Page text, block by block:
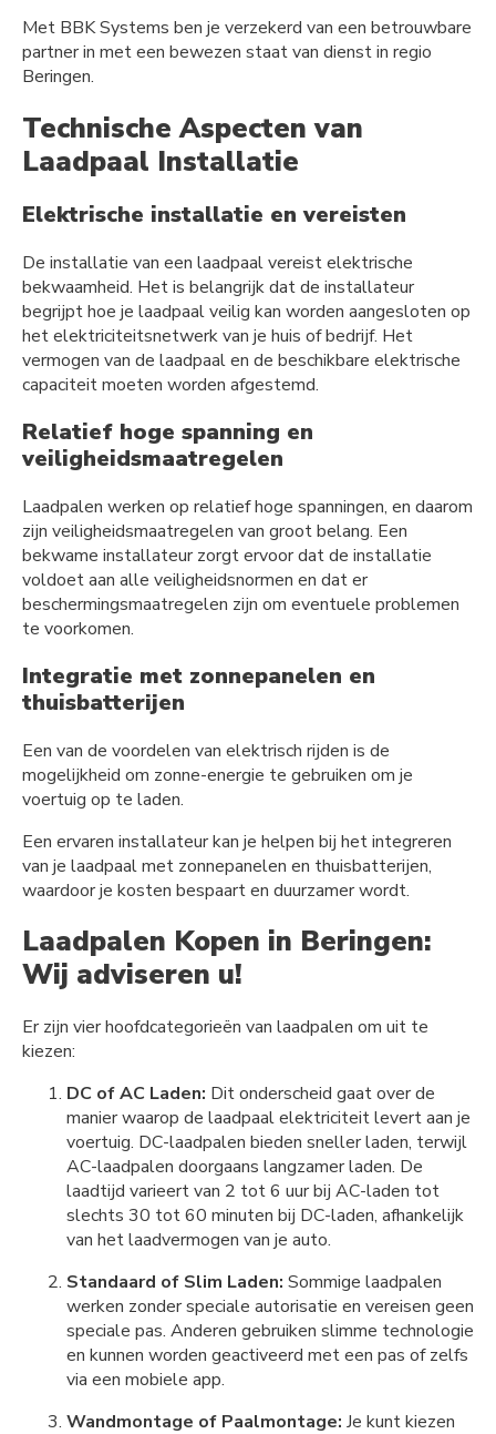
Met BBK Systems ben je verzekerd van een betrouwbare
partner in met een bewezen staat van dienst in regio
Beringen.
Technische Aspecten van
Laadpaal Installatie
Elektrische installatie en vereisten
De installatie van een laadpaal vereist elektrische
bekwaamheid. Het is belangrijk dat de installateur
begrijpt hoe je laadpaal veilig kan worden aangesloten op
het elektriciteitsnetwerk van je huis of bedrijf. Het
vermogen van de laadpaal en de beschikbare elektrische
capaciteit moeten worden afgestemd.
Relatief hoge spanning en
veiligheidsmaatregelen
Laadpalen werken op relatief hoge spanningen, en daarom
zijn veiligheidsmaatregelen van groot belang. Een
bekwame installateur zorgt ervoor dat de installatie
voldoet aan alle veiligheidsnormen en dat er
beschermingsmaatregelen zijn om eventuele problemen
te voorkomen.
Integratie met zonnepanelen en
thuisbatterijen
Een van de voordelen van elektrisch rijden is de
mogelijkheid om zonne-energie te gebruiken om je
voertuig op te laden.
Een ervaren installateur kan je helpen bij het integreren
van je laadpaal met zonnepanelen en thuisbatterijen,
waardoor je kosten bespaart en duurzamer wordt.
Laadpalen Kopen in Beringen:
Wij adviseren u!
Er zijn vier hoofdcategorieën van laadpalen om uit te
kiezen:
DC of AC Laden: Dit onderscheid gaat over de
manier waarop de laadpaal elektriciteit levert aan je
voertuig. DC-laadpalen bieden sneller laden, terwijl
AC-laadpalen doorgaans langzamer laden. De
laadtijd varieert van 2 tot 6 uur bij AC-laden tot
slechts 30 tot 60 minuten bij DC-laden, afhankelijk
van het laadvermogen van je auto.
Standaard of Slim Laden: Sommige laadpalen
werken zonder speciale autorisatie en vereisen geen
speciale pas. Anderen gebruiken slimme technologie
en kunnen worden geactiveerd met een pas of zelfs
via een mobiele app.
Wandmontage of Paalmontage: Je kunt kiezen